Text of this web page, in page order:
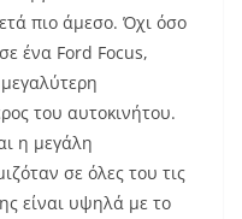
πιο άμεσο. Όχι όσο
ένα Ford Focus,
του αυτοκινήτου.
η μεγάλη
σε όλες του τις
είναι υψηλά με το